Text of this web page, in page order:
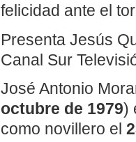
felicidad ante el
Presenta Jesús
Canal Sur
José Antonio
octubre de 1979)
como novillero el